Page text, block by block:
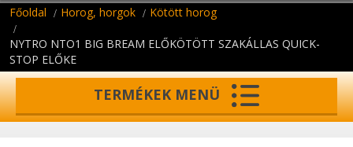
Főoldal Horog, horgok Kötött horog
NYTRO NTO1 BIG BREAM ELŐKÖTÖTT SZAKÁLLAS QUICK-
STOP ELŐKE
TERMÉKEK MENÜ